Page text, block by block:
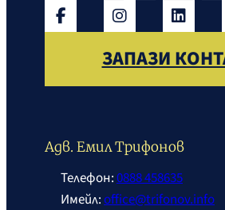
ЗАПАЗИ
Адв. Емил Трифонов
Телефон:0888 458635
Имейл:office@trifonov.info